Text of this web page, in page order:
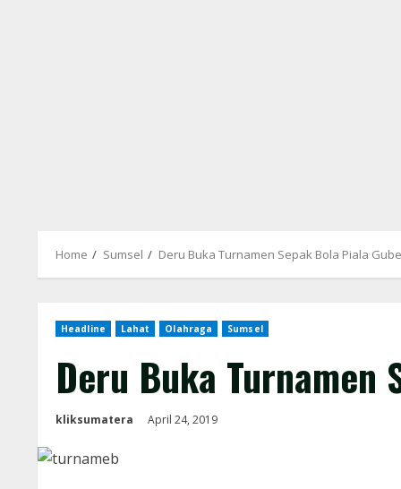
Home Sumsel Deru Buka Turnamen Sepak Bola Piala
Headline Lahat Olahraga Sumsel
Deru Buka Turnamen
kliksumatera April 24, 2019